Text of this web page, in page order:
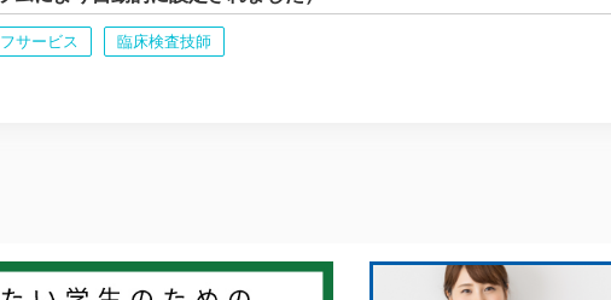
サービス 臨床検査技師